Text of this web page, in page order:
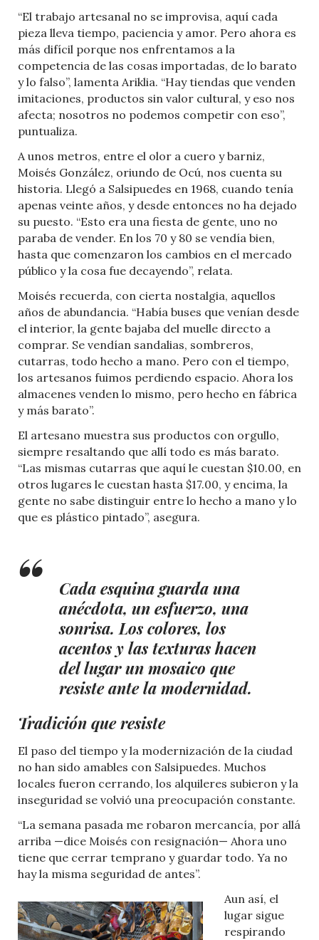
“El trabajo artesanal no se improvisa, aquí cada
pieza lleva tiempo, paciencia y amor. Pero ahora es
más difícil porque nos enfrentamos a la
competencia de las cosas importadas, de lo barato
y lo falso”, lamenta Ariklia. “Hay tiendas que venden
imitaciones, productos sin valor cultural, y eso nos
afecta; nosotros no podemos competir con eso”,
puntualiza.
A unos metros, entre el olor a cuero y barniz,
Moisés González, oriundo de Ocú, nos cuenta su
historia. Llegó a Salsipuedes en 1968, cuando tenía
apenas veinte años, y desde entonces no ha dejado
su puesto. “Esto era una fiesta de gente, uno no
paraba de vender. En los 70 y 80 se vendía bien,
hasta que comenzaron los cambios en el mercado
público y la cosa fue decayendo”, relata.
Moisés recuerda, con cierta nostalgia, aquellos
años de abundancia. “Había buses que venían desde
el interior, la gente bajaba del muelle directo a
comprar. Se vendían sandalias, sombreros,
cutarras, todo hecho a mano. Pero con el tiempo,
los artesanos fuimos perdiendo espacio. Ahora los
almacenes venden lo mismo, pero hecho en fábrica
y más barato”.
El artesano muestra sus productos con orgullo,
siempre resaltando que allí todo es más barato.
“Las mismas cutarras que aquí le cuestan $10.00, en
otros lugares le cuestan hasta $17.00, y encima, la
gente no sabe distinguir entre lo hecho a mano y lo
que es plástico pintado”, asegura.
Cada esquina guarda una
anécdota, un esfuerzo, una
sonrisa. Los colores, los
acentos y las texturas hacen
del lugar un mosaico que
resiste ante la modernidad.
Tradición que resiste
El paso del tiempo y la modernización de la ciudad
no han sido amables con Salsipuedes. Muchos
locales fueron cerrando, los alquileres subieron y la
inseguridad se volvió una preocupación constante.
“La semana pasada me robaron mercancía, por allá
arriba —dice Moisés con resignación— Ahora uno
tiene que cerrar temprano y guardar todo. Ya no
hay la misma seguridad de antes”.
Aun así, el
lugar sigue
respirando